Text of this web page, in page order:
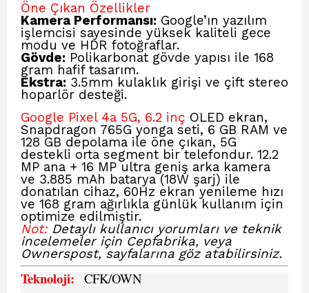
Öne Çıkan Özellikler
Kamera Performansı: Google’ın yazılım
işlemcisi sayesinde yüksek kaliteli gece
modu ve HDR fotoğraflar.
Gövde: Polikarbonat gövde yapısı ile 168
gram hafif tasarım.
Ekstra: 3.5mm kulaklık girişi ve çift stereo
hoparlör desteği.
Google Pixel 4a 5G, 6.2 inç OLED ekran,
Snapdragon 765G yonga seti, 6 GB RAM ve
128 GB depolama ile öne çıkan, 5G
destekli orta segment bir telefondur. 12.2
MP ana + 16 MP ultra geniş arka kamera
ve 3.885 mAh batarya (18W şarj) ile
donatılan cihaz, 60Hz ekran yenileme hızı
ve 168 gram ağırlıkla günlük kullanım için
optimize edilmiştir.
Not: Detaylı kullanıcı yorumları ve teknik
incelemeler için Cepfabrika, veya
Ownerspost, sayfalarına göz atabilirsiniz.
Teknoloji: CFK/OWN